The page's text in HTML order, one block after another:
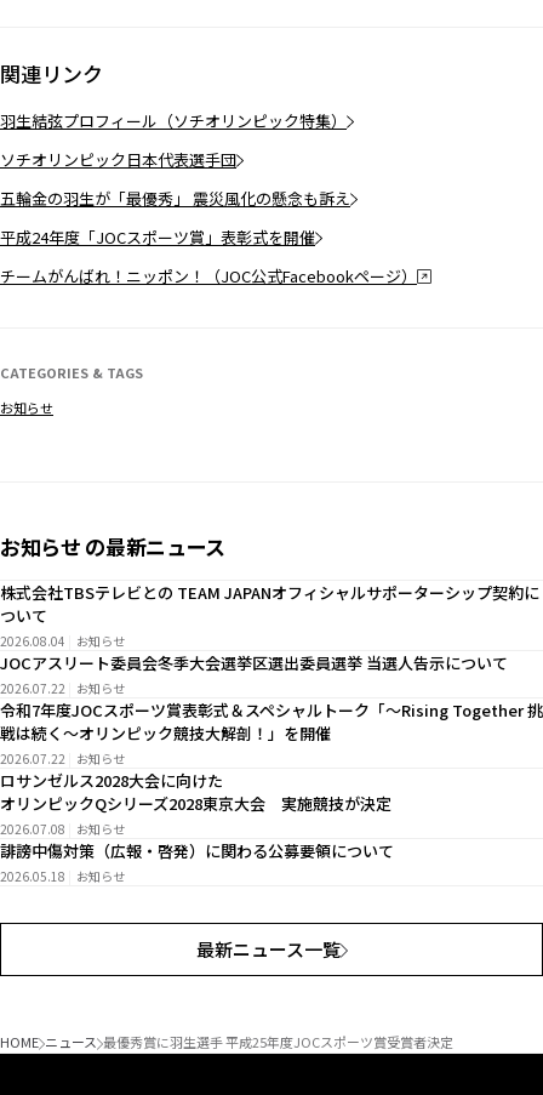
関連リンク
羽生結弦プロフィール（ソチオリンピック特集）
ソチオリンピック日本代表選手団
五輪金の羽生が「最優秀」 震災風化の懸念も訴え
平成24年度「JOCスポーツ賞」表彰式を開催
チームがんばれ！ニッポン！（JOC公式Facebookページ）
CATEGORIES & TAGS
お知らせ
お知らせ の最新ニュース
株式会社TBSテレビとの TEAM JAPANオフィシャルサポーターシップ契約に
ついて
2026.08.04 お知らせ
JOCアスリート委員会冬季大会選挙区選出委員選挙 当選人告示について
2026.07.22 お知らせ
令和7年度JOCスポーツ賞表彰式＆スペシャルトーク「～Rising Together 挑
戦は続く～オリンピック競技大解剖！」を開催
2026.07.22 お知らせ
ロサンゼルス2028大会に向けた
オリンピックQシリーズ2028東京大会 実施競技が決定
2026.07.08 お知らせ
誹謗中傷対策（広報・啓発）に関わる公募要領について
2026.05.18 お知らせ
最新ニュース一覧
HOME ニュース 最優秀賞に羽生選手 平成25年度JOCスポーツ賞受賞者決定